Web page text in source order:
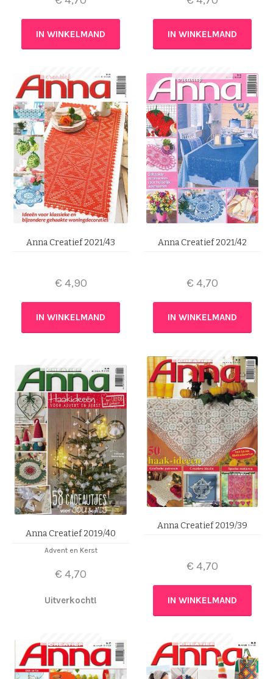
IN WINKELMAND IN WINKELMAND
Anna Creatief 2021/43
€ 4,90
IN WINKELMAND
Anna Creatief 2021/42
€ 4,70
IN WINKELMAND
Anna Creatief 2019/40
Advent en Kerst
€ 4,70
Uitverkocht!
Anna Creatief 2019/39
€ 4,70
IN WINKELMAND